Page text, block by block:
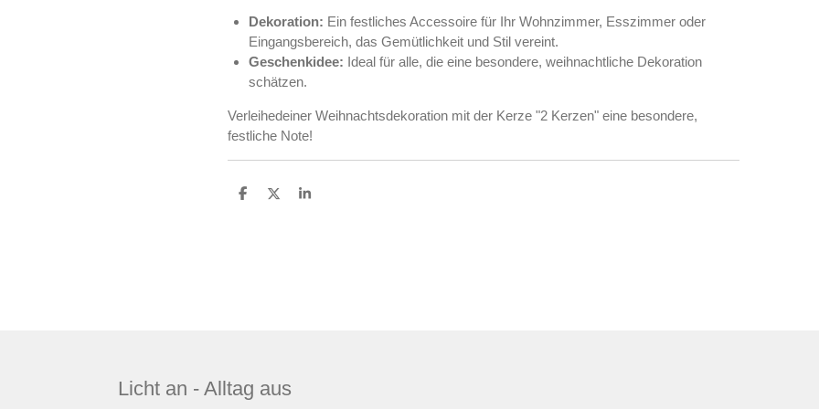
Dekoration: Ein festliches Accessoire für Ihr Wohnzimmer, Esszimmer oder
Eingangsbereich, das Gemütlichkeit und Stil vereint.
Geschenkidee: Ideal für alle, die eine besondere, weihnachtliche Dekoration
schätzen.
Verleihedeiner Weihnachtsdekoration mit der Kerze "2 Kerzen" eine besondere,
festliche Note!
T
T
T
Licht an - Alltag aus